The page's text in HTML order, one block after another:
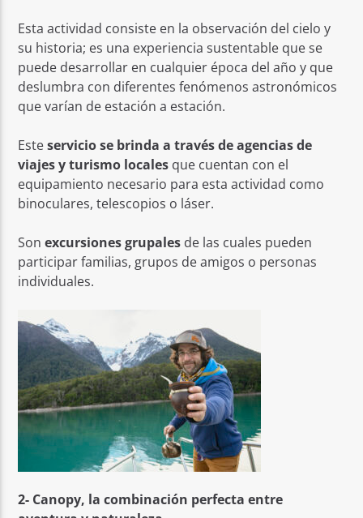
Esta actividad consiste en la observación del cielo y
su historia; es una experiencia sustentable que se
puede desarrollar en cualquier época del año y que
deslumbra con diferentes fenómenos astronómicos
que varían de estación a estación.
Esteservicio se brinda a través de agencias de
viajes y turismo locales que cuentan con el
equipamiento necesario para esta actividad como
binoculares, telescopios o láser.
Sonexcursiones grupales de las cuales pueden
participar familias, grupos de amigos o personas
individuales.
2- Canopy, la combinación perfecta entre